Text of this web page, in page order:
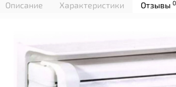
Описание Характеристики Отзывы 0